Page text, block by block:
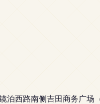
泊西路南侧吉田商务广场